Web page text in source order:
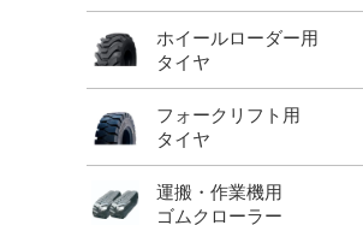
ホイールローダー用
タイヤ
フォークリフト用
タイヤ
運搬・作業機用
ゴムクローラー